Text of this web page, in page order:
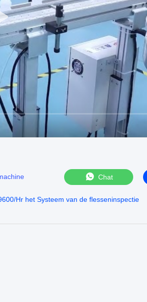
Chat
Hr het Systeem van de flesseninspectie